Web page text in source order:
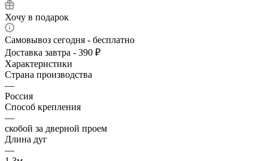
Хочу в подарок
Самовывоз сегодня - бесплатно
Доставка завтра - 390 ₽
Характеристики
Страна производства
—
Россия
Способ крепления
—
скобой за дверной проем
Длина дуг
—